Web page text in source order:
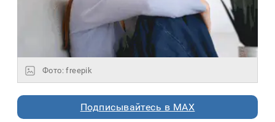
Фото: freepik
Подписывайтесь в MAX